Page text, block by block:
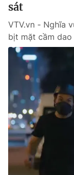
sát
VTV.vn - Nghĩa
bịt mặt cầm